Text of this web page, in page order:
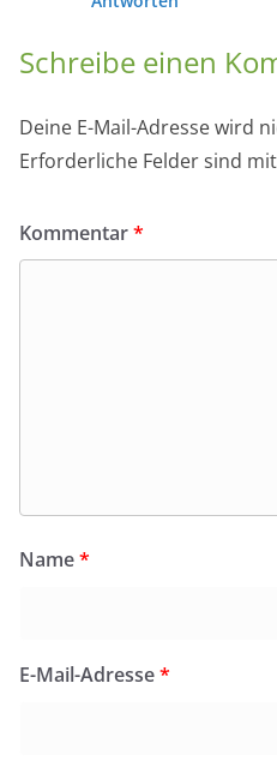
Schreibe einen
Deine E-Mail-Adresse wird
Erforderliche Felder sind mit
Kommentar*
Name*
E-Mail-Adresse*